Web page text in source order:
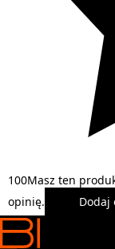
100Masz ten
opinię.
Dodaj